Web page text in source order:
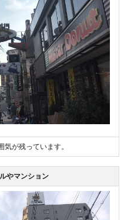
が残っています。
やマンション